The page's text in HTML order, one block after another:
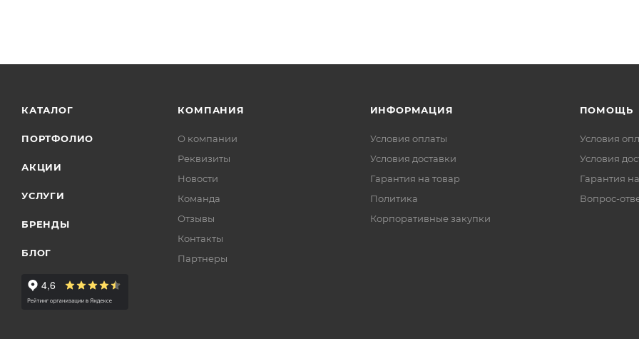
КАТАЛОГ
ПОРТФОЛИО
АКЦИИ
УСЛУГИ
БРЕНДЫ
БЛОГ
КОМПАНИЯ
О компании
Реквизиты
Новости
Команда
Отзывы
Контакты
Партнеры
ИНФОРМАЦИЯ
Условия оплаты
Условия доставки
Гарантия на товар
Политика
Корпоративные закупки
ПОМОЩЬ
Условия
Условия
Гарантия
Вопрос-